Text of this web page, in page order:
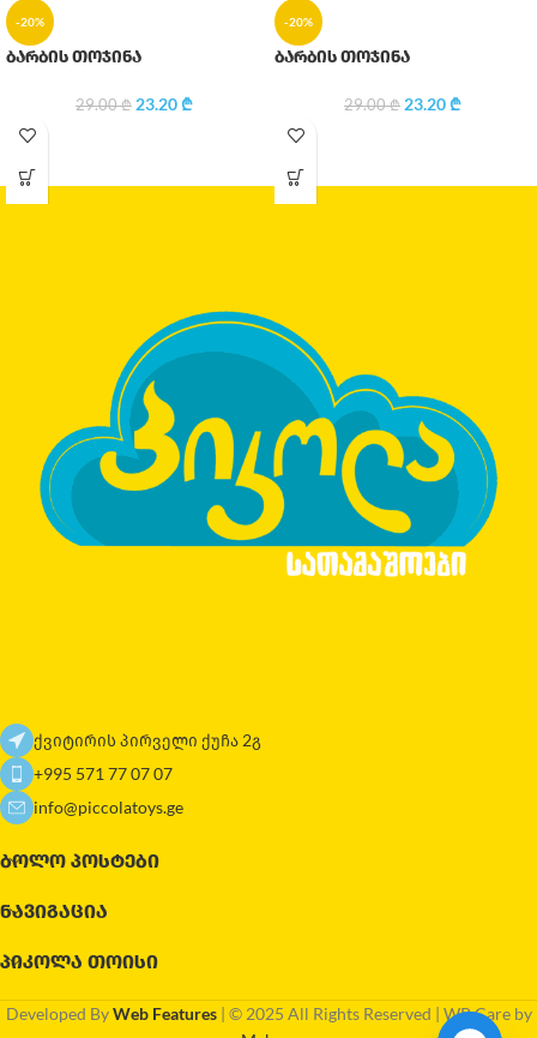
-20%
ბარბის თოჯინა
29.00₾ 23.20₾
-20%
ბარბის თოჯინა
29.00₾ 23.20₾
ქვიტირის პირველი ქუჩა 2გ
+995 571 77 07 07
info@piccolatoys.ge
ᲑᲝᲚᲝ ᲞᲝᲡᲢᲔᲑᲘ
ᲜᲐᲕᲘᲒᲐᲪᲘᲐ
ᲞᲘᲙᲝᲚᲐ ᲗᲝᲘᲡᲘ
Developed ByWeb Features | © 2025 All Rights Reserved | WP Care by